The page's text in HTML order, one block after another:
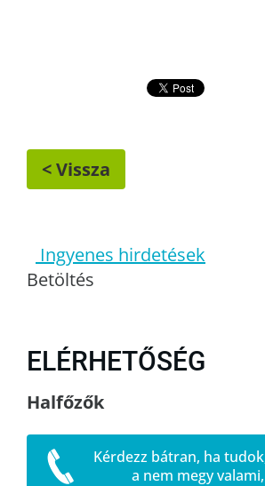
< Vissza
Ingyenes hirdetések
Betöltés
ELÉRHETŐSÉG
Halfőzők
Kérdezz bátran, ha
a nem megy